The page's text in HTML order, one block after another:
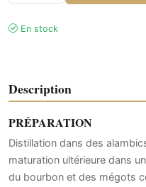
En stock
Description
PRÉPARATION
Distillation dans des
maturation ultérieure dans
du bourbon et des mégots